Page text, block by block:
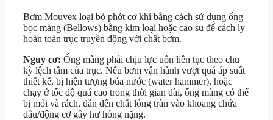
Bơm Mouvex loại bỏ phớt cơ khí bằng cách sử dụng ống
bọc màng (Bellows) bằng kim loại hoặc cao su để cách ly
hoàn toàn trục truyền động với chất bơm.
Nguy cơ: Ống màng phải chịu lực uốn liên tục theo chu
kỳ lệch tâm của trục. Nếu bơm vận hành vượt quá áp suất
thiết kế, bị hiện tượng búa nước (water hammer), hoặc
chạy ở tốc độ quá cao trong thời gian dài, ống màng có thể
bị mỏi và rách, dẫn đến chất lỏng tràn vào khoang chứa
dầu/động cơ gây hư hỏng nặng.